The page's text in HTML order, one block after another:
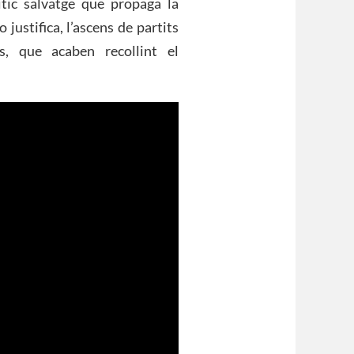
justifica, l’ascens de partits
que acaben recollint el